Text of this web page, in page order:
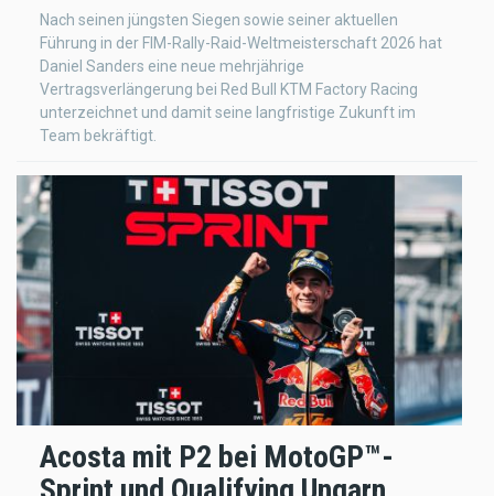
Nach seinen jüngsten Siegen sowie seiner aktuellen
Führung in der FIM-Rally-Raid-Weltmeisterschaft 2026 hat
Daniel Sanders eine neue mehrjährige
Vertragsverlängerung bei Red Bull KTM Factory Racing
unterzeichnet und damit seine langfristige Zukunft im
Team bekräftigt.
Acosta mit P2 bei MotoGP™-